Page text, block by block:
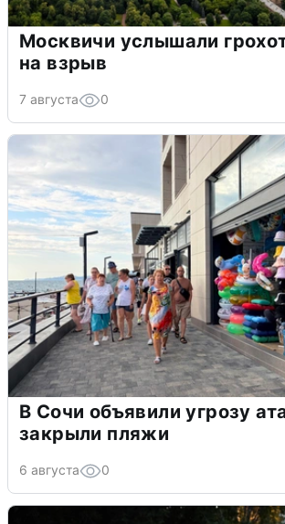
Москвичи услышали
на взрыв
7 августа 0
В Сочи объявили угрозу
закрыли пляжи
6 августа 0